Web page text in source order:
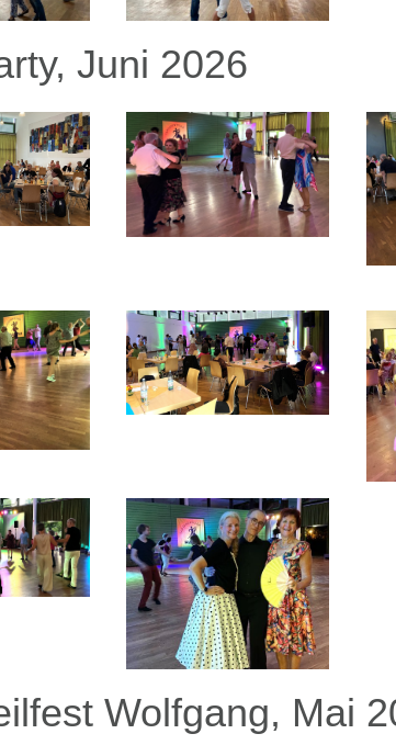
Juni 2026
Wolfgang, Mai